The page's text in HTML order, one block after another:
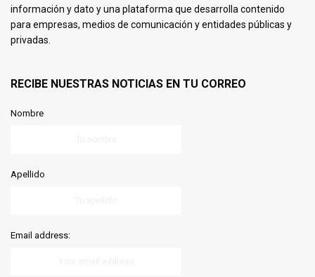
información y dato y una plataforma que desarrolla contenido
para empresas, medios de comunicación y entidades públicas y
privadas.
RECIBE NUESTRAS NOTICIAS EN TU CORREO
Nombre
Apellido
Email address: